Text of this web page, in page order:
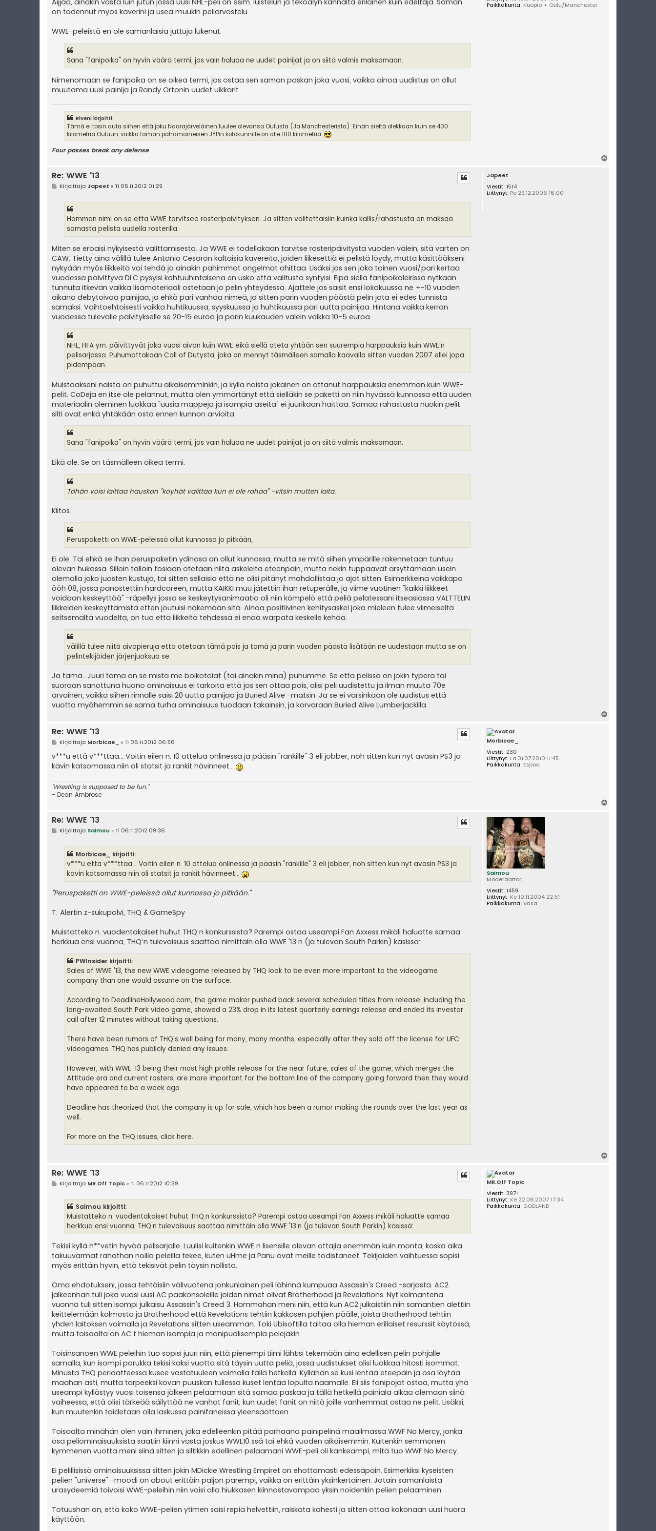
Paikkakunta: Kuopio + Oulu/Manchester
Aijjaa, ainakin vasta luin jutun jossa uusi NHL-peli on esim. luistelun ja tekoälyn kannalta erilainen kuin edeltäjä. Saman
on todennut myös kaverini ja usea muukin peliarvostelu.
WWE-peleistä en ole samanlaisia juttuja lukenut.
Sana "fanipoika" on hyvin väärä termi, jos vain haluaa ne uudet painijat ja on siitä valmis maksamaan.
Nimenomaan se fanipoika on se oikea termi, jos ostaa sen saman paskan joka vuosi, vaikka ainoa uudistus on ollut
muutama uusi painija ja Randy Ortonin uudet uikkarit.
Riveni kirjoitti:
Tämä ei tosin auta siihen että joku Naarajärveläinen luulee olevansa Oulusta (Ja Manchesterista). Eihän sieltä olekkaan kuin se 400
kilometriä Ouluun, vaikka tämän pahamaineisen JYPin kotokunnille on alle 100 kilometriä.
Four passes break any defense
Japeet
Viestit: 1514
Liittynyt: Pe 29.12.2006 16:00
Re: WWE '13
VKirjoittaja Japeet » Ti 06.11.2012 01:29
Homman nimi on se että WWE tarvitsee rosteripäivityksen. Ja sitten valitettaisiin kuinka kallis/rahastusta on maksaa
samasta pelistä uudella rosterilla.
Miten se eroaisi nykyisestä valittamisesta. Ja WWE ei todellakaan tarvitse rosteripäivitystä vuoden välein, sitä varten on
CAW. Tietty aina välillä tulee Antonio Cesaron kaltaisia kavereita, joiden liikesettiä ei pelistä löydy, mutta käsittääkseni
nykyään myös liikkeitä voi tehdä ja ainakin pahimmat ongelmat ohittaa. Lisäksi jos sen joka toinen vuosi/pari kertaa
vuodessa päivittyvä DLC pysyisi kohtuuhintaisena en usko että valitusta syntyisi. Eipä siellä fanipoikaleirissä nytkään
tunnuta itkevän vaikka lisämateriaali ostetaan jo pelin yhteydessä. Ajattele jos saisit ensi lokakuussa ne +-10 vuoden
aikana debytoivaa painijaa, ja ehkä pari vanhaa nimeä, ja sitten parin vuoden päästä pelin jota ei edes tunnista
samaksi. Vaihtoehtoisesti vaikka huhtikuussa, syyskuussa ja huhtikuussa pari uutta painijaa. Hintana vaikka kerran
vuodessa tulevalle päivitykselle se 20-15 euroa ja parin kuukauden välein vaikka 10-5 euroa.
NHL, FIFA ym. päivittyvät joka vuosi aivan kuin WWE eikä siellä oteta yhtään sen suurempia harppauksia kuin WWE:n
pelisarjassa. Puhumattakaan Call of Dutysta, joka on mennyt täsmälleen samalla kaavalla sitten vuoden 2007 ellei jopa
pidempään.
Muistaakseni näistä on puhuttu aikaisemminkin, ja kyllä noista jokainen on ottanut harppauksia enemmän kuin WWE-
pelit. CoDeja en itse ole pelannut, mutta olen ymmärtänyt että sielläkin se paketti on niin hyvässä kunnossa että uuden
materiaalin oleminen luokkaa "uusia mappeja ja isompia aseita" ei juurikaan haittaa. Samaa rahastusta nuokin pelit
silti ovat enkä yhtäkään osta ennen kunnon arvioita.
Sana "fanipoika" on hyvin väärä termi, jos vain haluaa ne uudet painijat ja on siitä valmis maksamaan.
Eikä ole. Se on täsmälleen oikea termi.
Tähän voisi laittaa hauskan "köyhät valittaa kun ei ole rahaa" -vitsin mutten laita.
Kiitos.
Peruspaketti on WWE-peleissä ollut kunnossa jo pitkään,
Ei ole. Tai ehkä se ihan peruspaketin ydinosa on ollut kunnossa, mutta se mitä siihen ympärille rakennetaan tuntuu
olevan hukassa. Silloin tällöin tosiaan otetaan niitä askeleita eteenpäin, mutta nekin tuppaavat ärsyttämään usein
olemalla joko juosten kustuja, tai sitten sellaisia että ne olisi pitänyt mahdollistaa jo ajat sitten. Esimerkkeinä vaikkapa
ööh 08, jossa panostettiin hardcoreen, mutta KAIKKI muu jätettiin ihan retuperälle, ja viime vuotinen "kaikki liikkeet
voidaan keskeyttää" -räpellys jossa se keskeytysanimaatio oli niin kömpelö että peliä pelatessani itseasiassa VÄLTTELIN
liikkeiden keskeyttämistä etten joutuisi näkemään sitä. Ainoa positiivinen kehitysaskel joka mieleen tulee viimeiseltä
seitsemältä vuodelta, on tuo että liikkeitä tehdessä ei enää warpata keskelle kehää.
välillä tulee niitä aivopieruja että otetaan tämä pois ja tämä ja parin vuoden päästä lisätään ne uudestaan mutta se on
pelintekijöiden järjenjuoksua se.
Ja tämä.. Juuri tämä on se mistä me boikotoiat (tai ainakin minä) puhumme. Se että pelissä on jokin typerä tai
suoraan sanottuna huono ominaisuus ei tarkoita että jos sen ottaa pois, olisi peli uudistettu ja ilman muuta 70e
arvoinen, vaikka siihen rinnalle saisi 20 uutta painijaa ja Buried Alive -matsin. Ja se ei varsinkaan ole uudistus että
vuotta myöhemmin se sama turha ominaisuus tuodaan takainsin, ja korvaraan Buried Alive Lumberjackilla.
Morbicae_
Viestit: 230
Liittynyt: La 31.07.2010 11:45
Paikkakunta: Espoo
Re: WWE '13
V
e
t
Kirjoittaja Morbicae_ » Ti 06.11.2012 06:56
v***u että v***ttaa... Voitin eilen n. 10 ottelua onlinessa ja pääsin "rankille" 3 eli jobber, noh sitten kun nyt avasin PS3 ja
kävin katsomassa niin oli statsit ja rankit hävinneet...
"Wrestling is supposed to be fun."
- Dean Ambrose
Saimou
Moderaattori
Viestit: 1459
Liittynyt: Ke 10.11.2004 22:51
Paikkakunta: Vasa
Re: WWE '13
VKirjoittaja Saimou » Ti 06.11.2012 09:36
Morbicae_ kirjoitti:
v***u että v***ttaa... Voitin eilen n. 10 ottelua onlinessa ja pääsin "rankille" 3 eli jobber, noh sitten kun nyt avasin PS3 ja
kävin katsomassa niin oli statsit ja rankit hävinneet...
"Peruspaketti on WWE-peleissä ollut kunnossa jo pitkään."
T: Alertin z-sukupolvi, THQ & GameSpy
Muistatteko n. vuodentakaiset huhut THQ:n konkurssista? Parempi ostaa useampi Fan Axxess mikäli haluatte samaa
herkkua ensi vuonna, THQ:n tulevaisuus saattaa nimittäin olla WWE '13:n (ja tulevan South Parkin) käsissä:
PWInsider kirjoitti:
Sales of WWE '13, the new WWE videogame released by THQ look to be even more important to the videogame
company than one would assume on the surface.
According to DeadlineHollywood.com, the game maker pushed back several scheduled titles from release, including the
long-awaited South Park video game, showed a 23% drop in its latest quarterly earnings release and ended its investor
call after 12 minutes without taking questions.
There have been rumors of THQ's well being for many, many months, especially after they sold off the license for UFC
videogames. THQ has publicly denied any issues.
However, with WWE '13 being their most high profile release for the near future, sales of the game, which merges the
Attitude era and current rosters, are more important for the bottom line of the company going forward then they would
have appeared to be a week ago.
Deadline has theorized that the company is up for sale, which has been a rumor making the rounds over the last year as
well.
For more on the THQ issues, click here.
MR.Off Topic
Viestit: 3971
Liittynyt: Ke 22.08.2007 17:34
Paikkakunta: GODLAND
Re: WWE '13
VKirjoittaja MR.Off Topic» Ti 06.11.2012 10:39
Saimou kirjoitti:
Muistatteko n. vuodentakaiset huhut THQ:n konkurssista? Parempi ostaa useampi Fan Axxess mikäli haluatte samaa
herkkua ensi vuonna, THQ:n tulevaisuus saattaa nimittäin olla WWE '13:n (ja tulevan South Parkin) käsissä:
Tekisi kyllä h**vetin hyvää pelisarjalle. Luulisi kuitenkin WWE:n lisensille olevan ottajia enemmän kuin monta, koska aika
takuuvarmat rahathan noilla peleillä tekee, kuten uHme ja Panu ovat meille todistaneet. Tekijöiden vaihtuessa sopisi
myös erittäin hyvin, että tekisivät pelin täysin nollista.
Oma ehdotukseni, jossa tehtäisiin välivuotena jonkunlainen peli lähinnä kumpuaa Assassin's Creed -sarjasta. AC2
jälkeenhän tuli joka vuosi uusi AC pääkonsoleille joiden nimet olivat Brotherhood ja Revelations. Nyt kolmantena
vuonna tuli sitten isompi julkaisu Assassin's Creed 3. Hommahan meni niin, että kun AC2 julkaistiin niin samantien alettiin
keittelemään kolmosta ja Brotherhood että Revelations tehtiin kakkosen pohjien päälle, joista Brotherhood tehtiin
yhden laitoksen voimalla ja Revelations sitten useamman. Toki Ubisoftilla taitaa olla hieman erillaiset resurssit käytössä,
mutta toisaalta on AC:t hieman isompia ja monipuolisempia pelejäkin.
Toisinsanoen WWE peleihin tuo sopisi juuri niin, että pienempi tiimi lähtisi tekemään aina edellisen pelin pohjalle
samalla, kun isompi porukka tekisi kaksi vuotta sitä täysin uutta peliä, jossa uudistukset olisi luokkaa hitosti isommat.
Minusta THQ periaatteessa kusee vastatuuleen voimalla tällä hetkellä. Kyllähän se kusi lentää eteepäin ja osa löytää
maahan asti, mutta tarpeeksi kovan puuskan tullessa kuset lentää lopulta naamalle. Eli siis fanipojat ostaa, mutta yhä
useampi kyllästyy vuosi toisensa jälkeen pelaamaan sitä samaa paskaa ja tällä hetkellä painiala alkaa olemaan siinä
vaiheessa, että olisi tärkeää säilyttää ne vanhat fanit, kun uudet fanit on niitä joille vanhemmat ostaa ne pelit. Lisäksi,
kun muutenkin taidetaan olla laskussa painifaneissa yleensäottaen.
Toisaalta minähän olen vain ihminen, joka edelleenkin pitää parhaana painipelinä maailmassa WWF No Mercy, jonka
osa peliominaisuuksista saatiin kiinni vasta joskus WWE10:ssä tai ehkä vuoden aikaisemmin. Kuitenkin semmonen
kymmenen vuotta meni siinä sitten ja siltikkin edellinen pelaamani WWE-peli oli kankeampi, mitä tuo WWF No Mercy.
Ei pelillisissä ominaisuuksissa sitten jokin MDickie Wrestling Empiret on ehottomasti edessäpäin. Esimerkiksi kyseisten
pelien "universe" -moodi on about erittäin paljon parempi, vaikka on erittäin yksinkertainen. Jotain samanlaista
urasydeemiä toivoisi WWE-peleihin niin voisi olla hiukkasen kiinnostavampaa yksin noidenkin pelien pelaaminen.
Totuushan on, että koko WWE-pelien ytimen saisi repiä helvettiin, raiskata kahesti ja sitten ottaa kokonaan uusi huora
käyttöön.